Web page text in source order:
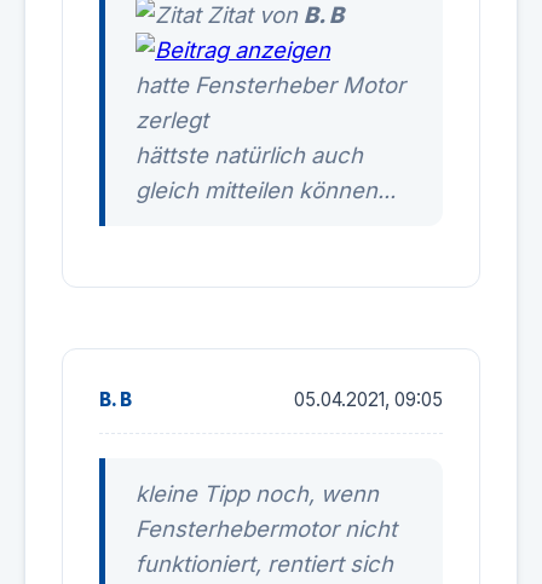
Zitat von B. B
hatte Fensterheber Motor
zerlegt
hättste natürlich auch
gleich mitteilen können...
B. B 05.04.2021, 09:05
kleine Tipp noch, wenn
Fensterhebermotor nicht
funktioniert, rentiert sich